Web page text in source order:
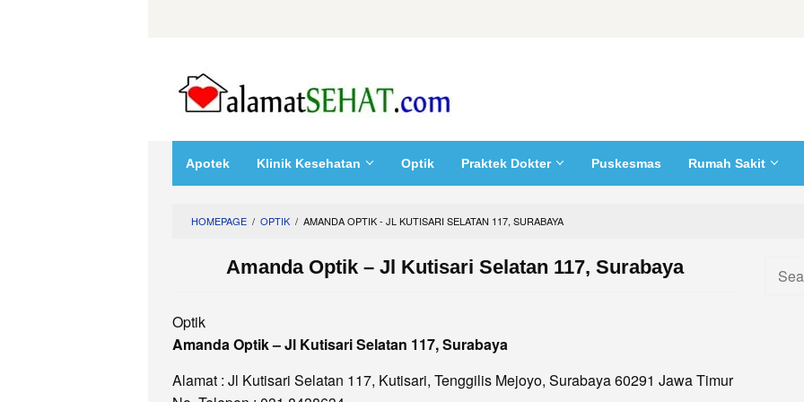
Apotek Klinik Kesehatan Optik Praktek Dokter Puskesmas Rumah Sakit
HOMEPAGE / OPTIK / AMANDA OPTIK - JL KUTISARI SELATAN 117, SURABAYA
Amanda Optik – Jl Kutisari Selatan 117, Surabaya
Optik
Amanda Optik – Jl Kutisari Selatan 117, Surabaya
Alamat : Jl Kutisari Selatan 117, Kutisari, Tenggilis Mejoyo, Surabaya 60291 Jawa Timur